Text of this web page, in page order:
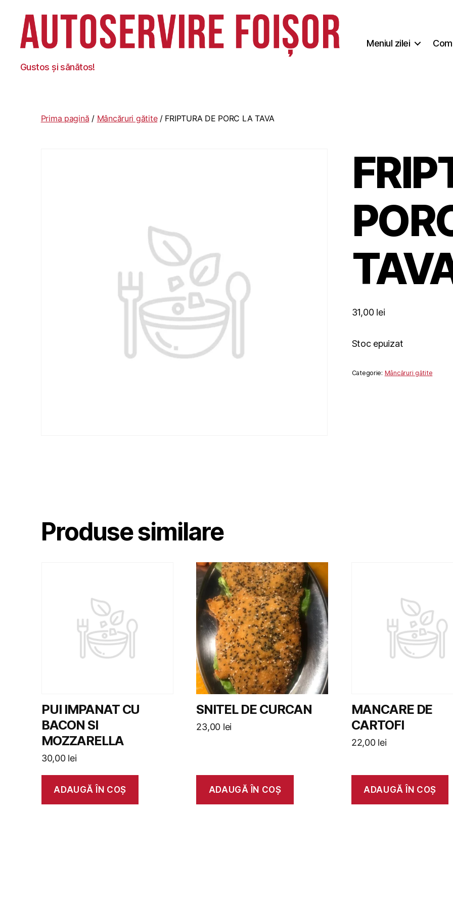
Autoservire
Foisor
Gustos și sănătos!
Meniul zilei
Prima pagină / Mâncăruri gătite/ FRIPTURA DE PORC LA TAVA
31,00 lei
Stoc epuizat
Categorie: Mâncăruri gătite
Produse similare
PUI IMPANAT CU
BACON SI
MOZZARELLA
30,00 lei
ADAUGĂ ÎN COȘ
SNITEL DE CURCAN
23,00 lei
ADAUGĂ ÎN COȘ
MANCARE DE
CARTOFI
22,00 lei
ADAUGĂ ÎN COȘ